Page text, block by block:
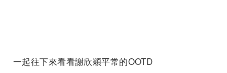
一起往下來看看謝欣穎平常的OOTD